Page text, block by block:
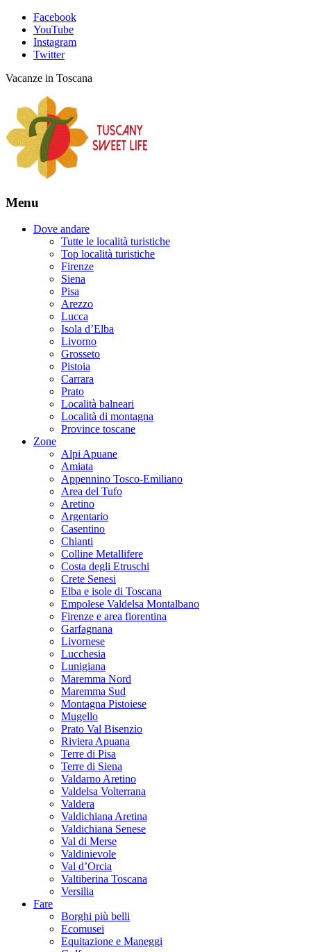
Facebook
YouTube
Instagram
Twitter
Vacanze in Toscana
Menu
Dove andare
Tutte le località turistiche
Top località turistiche
Firenze
Siena
Pisa
Arezzo
Lucca
Isola d’Elba
Livorno
Grosseto
Pistoia
Carrara
Prato
Località balneari
Località di montagna
Province toscane
Zone
Alpi Apuane
Amiata
Appennino Tosco-Emiliano
Area del Tufo
Aretino
Argentario
Casentino
Chianti
Colline Metallifere
Costa degli Etruschi
Crete Senesi
Elba e isole di Toscana
Empolese Valdelsa Montalbano
Firenze e area fiorentina
Garfagnana
Livornese
Lucchesia
Lunigiana
Maremma Nord
Maremma Sud
Montagna Pistoiese
Mugello
Prato Val Bisenzio
Riviera Apuana
Terre di Pisa
Terre di Siena
Valdarno Aretino
Valdelsa Volterrana
Valdera
Valdichiana Aretina
Valdichiana Senese
Val di Merse
Valdinievole
Val d’Orcia
Valtiberina Toscana
Versilia
Fare
Borghi più belli
Ecomusei
Equitazione e Maneggi